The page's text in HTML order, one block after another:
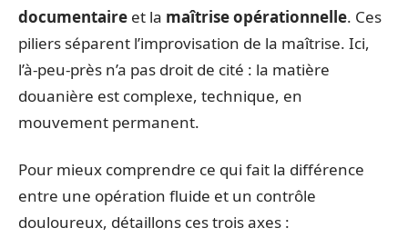
documentaire et la maîtrise opérationnelle. Ces
piliers séparent l’improvisation de la maîtrise. Ici,
l’à-peu-près n’a pas droit de cité : la matière
douanière est complexe, technique, en
mouvement permanent.
Pour mieux comprendre ce qui fait la différence
entre une opération fluide et un contrôle
douloureux, détaillons ces trois axes :